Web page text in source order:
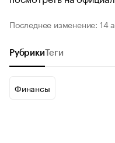
Последнее изменение: 14
Рубрики Теги
Финансы